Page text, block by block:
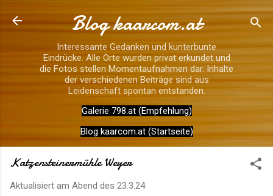
Direkt zum Hauptbereich
Blog kaarcom.at
Interessante Gedanken und kunterbunte
Eindrücke. Alle Orte wurden privat erkundet und
die Fotos stellen Momentaufnahmen dar. Inhalte
der verschiedenen Beiträge sind aus
Leidenschaft spontan entstanden.
Galerie 798.at (Empfehlung)
Blog kaarcom.at (Startseite)
Katzensteinermühle Weyer
Aktualisiert am Abend des 23.3.24